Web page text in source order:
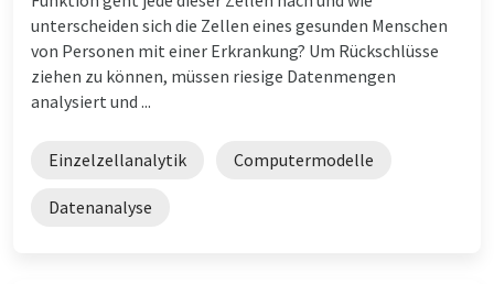
unterscheiden sich die Zellen eines gesunden Menschen
von Personen mit einer Erkrankung? Um Rückschlüsse
ziehen zu können, müssen riesige Datenmengen
analysiert und ...
Einzelzellanalytik Computermodelle
Datenanalyse